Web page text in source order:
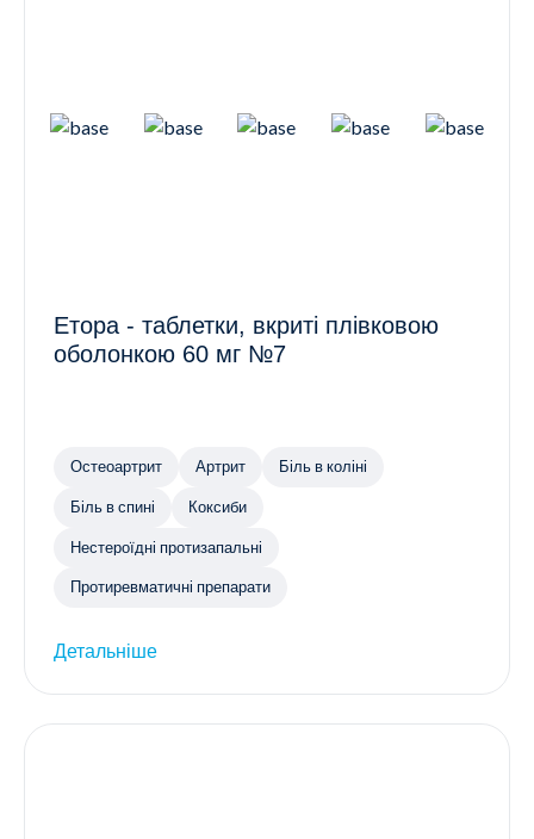
Етора - таблетки, вкриті плівковою
оболонкою 60 мг №7
Остеоартрит Артрит Біль в коліні
Біль в спині Коксиби
Нестероїдні протизапальні
Протиревматичні препарати
Детальніше